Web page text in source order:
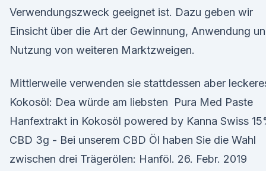
Verwendungszweck geeignet ist. Dazu geben wir
Einsicht über die Art der Gewinnung, Anwendung
Nutzung von weiteren Marktzweigen.
Mittlerweile verwenden sie stattdessen aber
Kokosöl: Dea würde am liebsten Pura Med Paste
Hanfextrakt in Kokosöl powered by Kanna Swiss
CBD 3g - Bei unserem CBD Öl haben Sie die Wahl
zwischen drei Trägerölen: Hanföl. 26. Febr. 2019